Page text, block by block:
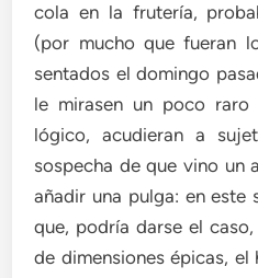
cola en la frutería,
(por mucho que fueran
sentados el domingo
le mirasen un poco
lógico, acudieran a
sospecha de que vino un
añadir una pulga: en este
que, podría darse el
de dimensiones épicas,